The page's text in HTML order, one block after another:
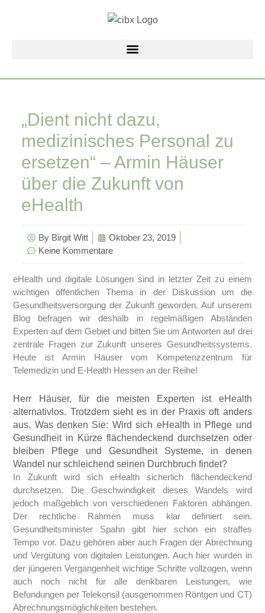
„Dient nicht dazu,
medizinisches Personal zu
ersetzen“ – Armin Häuser
über die Zukunft von
eHealth
By Birgit Witt
Oktober 23, 2019
Keine Kommentare
eHealth und digitale Lösungen sind in letzter Zeit zu einem
wichtigen öffentlichen Thema in der Diskussion um die
Gesundheitsversorgung der Zukunft geworden. Auf unserem
Blog befragen wir deshalb in regelmäßigen Abständen
Experten auf dem Gebiet und bitten Sie um Antworten auf drei
zentrale Fragen zur Zukunft unseres Gesundheitssystems.
Heute ist Armin Häuser vom Kompetenzzentrum für
Telemedizin und E-Health Hessen an der Reihe!
Herr Häuser, für die meisten Experten ist eHealth
alternativlos. Trotzdem sieht es in der Praxis oft anders
aus. Was denken Sie: Wird sich eHealth in Pflege und
Gesundheit in Kürze flächendeckend durchsetzen oder
bleiben Pflege und Gesundheit Systeme, in denen
Wandel nur schleichend seinen Durchbruch findet?
In Zukunft wird sich eHealth sicherlich flächendeckend
durchsetzen. Die Geschwindigkeit dieses Wandels wird
jedoch maßgeblich von verschiedenen Faktoren abhängen.
Der rechtliche Rahmen muss klar definiert sein.
Gesundheitsminister Spahn gibt hier schon ein straffes
Tempo vor. Dazu gehören aber auch Fragen der Abrechnung
und Vergütung von digitalen Leistungen. Auch hier wurden in
der jüngeren Vergangenheit wichtige Schritte vollzogen, wenn
auch noch nicht für alle denkbaren Leistungen, wie
Befundungen per Telekonsil (ausgenommen Röntgen und CT)
Abrechnungsmöglichkeiten bestehen.